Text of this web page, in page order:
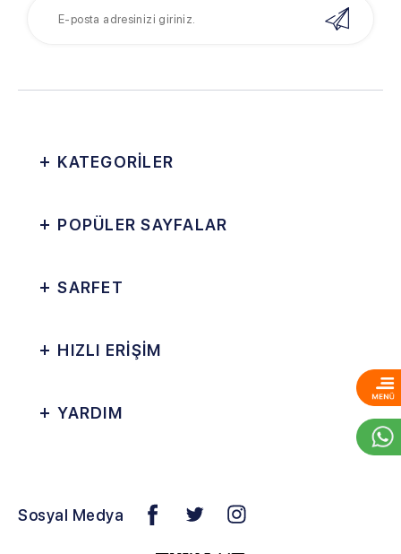
KATEGORİLER
POPÜLER SAYFALAR
SARFET
HIZLI ERİŞİM
YARDIM
Sosyal Medya